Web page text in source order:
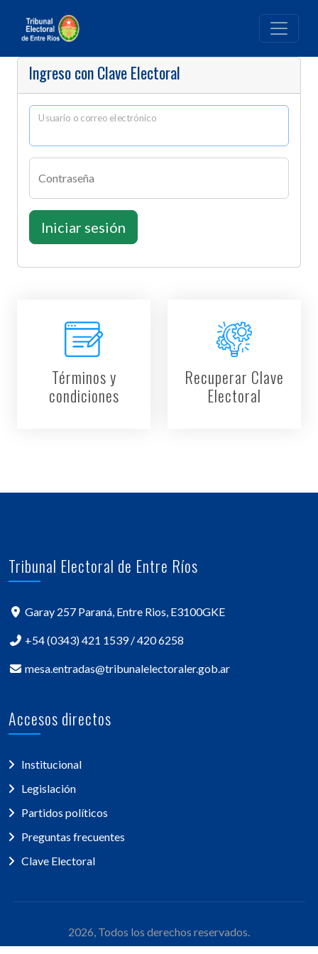
Ingreso con Clave Electoral
Usuario o correo electrónico
Contraseña
Iniciar sesión
Términos y
condiciones
Recuperar Clave
Electoral
Tribunal Electoral de Entre Ríos
Garay 257 Paraná, Entre Rios, E3100GKE
+54 (0343) 421 1539 / 420 6258
mesa.entradas@tribunalelectoraler.gob.ar
Accesos directos
Institucional
Legislación
Partidos políticos
Preguntas frecuentes
Clave Electoral
2026, Todos los derechos reservados.